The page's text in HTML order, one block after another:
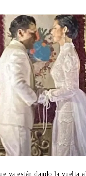
ya están dando la vuelta